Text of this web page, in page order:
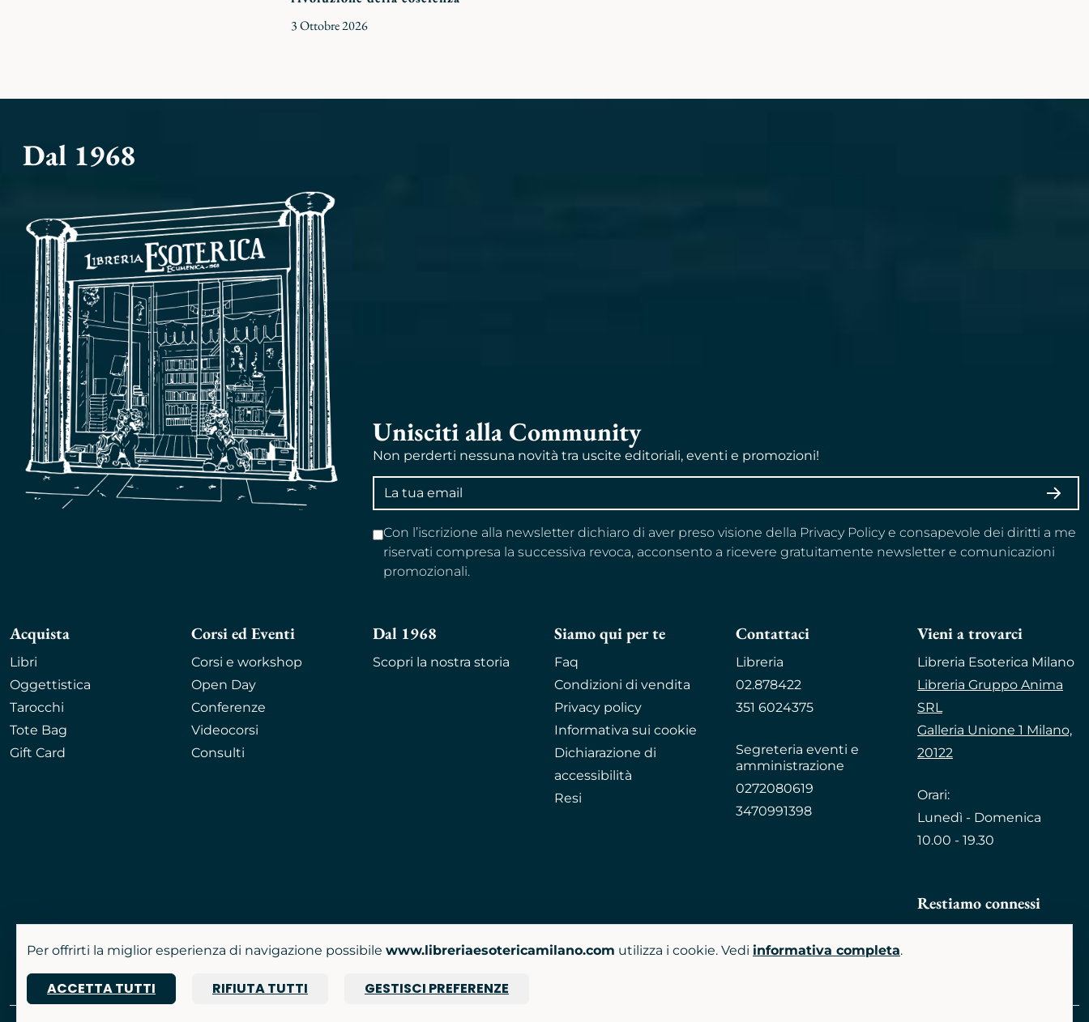
3 Ottobre 2026
Dal 1968
Unisciti alla Community
Non perderti nessuna novità tra uscite editoriali, eventi e promozioni!
Indirizzo
email
Con l’iscrizione alla newsletter dichiaro di aver preso visione della Privacy Policy e consapevole dei diritti a me
riservati compresa la successiva revoca, acconsento a ricevere gratuitamente newsletter e comunicazioni
promozionali.
Acquista
Libri
Oggettistica
Tarocchi
Tote Bag
Gift Card
Corsi ed Eventi
Corsi e workshop
Open Day
Conferenze
Videocorsi
Consulti
Dal 1968
Scopri la nostra storia
Siamo qui per te
Faq
Condizioni di vendita
Privacy policy
Informativa sui cookie
Dichiarazione di
accessibilità
Resi
Contattaci
Libreria
02.878422
351 6024375
Segreteria eventi e
amministrazione
0272080619
3470991398
Vieni a trovarci
Libreria Esoterica Milano
Libreria Gruppo Anima
SRL
Galleria Unione 1 Milano,
20122
Orari:
Lunedì - Domenica
10.00 - 19.30
Restiamo connessi
Per offrirti la miglior esperienza di navigazione possibile www.libreriaesotericamilano.com utilizza i cookie. Vedi informativa completa.
ACCETTA TUTTI RIFIUTA TUTTI GESTISCI PREFERENZE